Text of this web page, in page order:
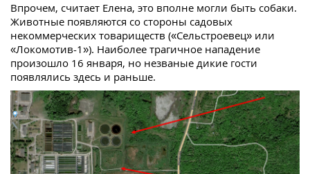
Впрочем, считает Елена, это вполне могли быть собаки.
Животные появляются со стороны садовых
некоммерческих товариществ («Сельстроевец» или
«Локомотив-1»). Наиболее трагичное нападение
произошло 16 января, но незваные дикие гости
появлялись здесь и раньше.